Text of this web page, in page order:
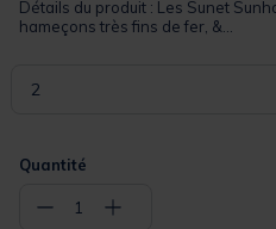
Détails du produit : Les Sunet
hameçons très fins de fer, &...
2
Quantité
− 1 +